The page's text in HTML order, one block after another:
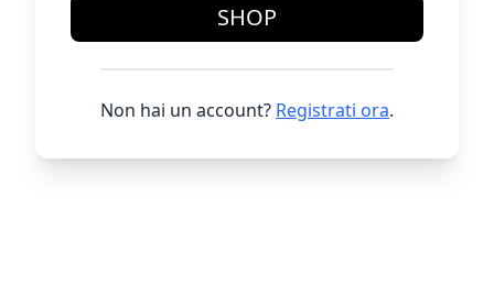
SHOP
Non hai un account? Registrati ora.